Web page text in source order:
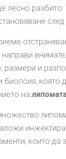
лесно разбито.
след
размери и
биопсия, която
на
които да